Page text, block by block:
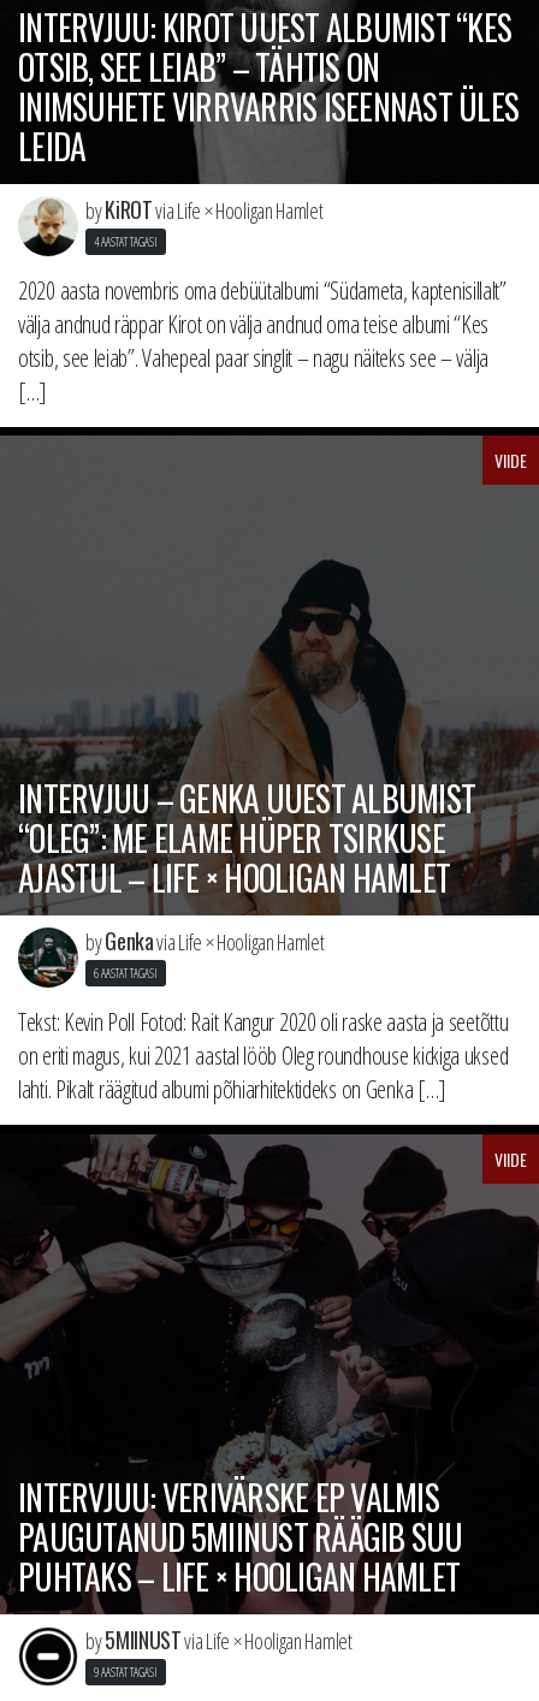
INTERVJUU: KIROT UUEST ALBUMIST “KES
OTSIB, SEE LEIAB” – TÄHTIS ON
INIMSUHETE VIRRVARRIS ISEENNAST ÜLES
LEIDA
byKiROTvia Life × Hooligan Hamlet
4 AASTAT TAGASI
2020 aasta novembris oma debüütalbumi “Südameta, kaptenisillalt”
välja andnud räppar Kirot on välja andnud oma teise albumi “Kes
otsib, see leiab”. Vahepeal paar singlit – nagu näiteks see – välja
[…]
VIIDE
INTERVJUU – GENKA UUEST ALBUMIST
“OLEG”: ME ELAME HÜPER TSIRKUSE
AJASTUL – LIFE × HOOLIGAN HAMLET
byGenkavia Life × Hooligan Hamlet
6 AASTAT TAGASI
Tekst: Kevin Poll Fotod: Rait Kangur 2020 oli raske aasta ja seetõttu
on eriti magus, kui 2021 aastal lööb Oleg roundhouse kickiga uksed
lahti. Pikalt räägitud albumi põhiarhitektideks on Genka […]
VIIDE
INTERVJUU: VERIVÄRSKE EP VALMIS
PAUGUTANUD 5MIINUST RÄÄGIB SUU
PUHTAKS – LIFE × HOOLIGAN HAMLET
by5MIINUSTvia Life × Hooligan Hamlet
9 AASTAT TAGASI